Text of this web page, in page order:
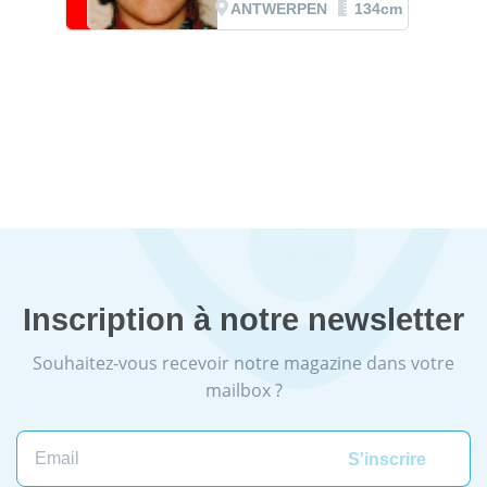
ANTWERPEN 134cm
Inscription à notre newsletter
Souhaitez-vous recevoir notre magazine dans votre
mailbox ?
Email